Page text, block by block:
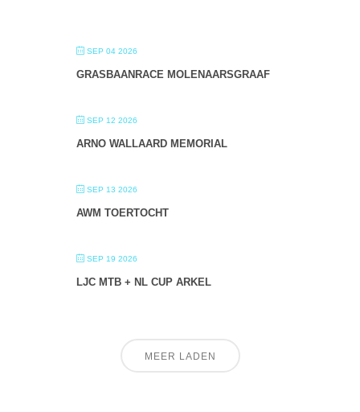
SEP 04 2026
GRASBAANRACE MOLENAARSGRAAF
SEP 12 2026
ARNO WALLAARD MEMORIAL
SEP 13 2026
AWM TOERTOCHT
SEP 19 2026
LJC MTB + NL CUP ARKEL
MEER LADEN